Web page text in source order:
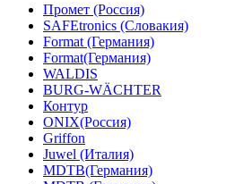
Промет (Россия)
SAFEtronics (Словакия)
Format (Германия)
Format(Германия)
WALDIS
BURG-WÄCHTER
Контур
ONIX(Россия)
Griffon
Juwel (Италия)
MDTB(Германия)